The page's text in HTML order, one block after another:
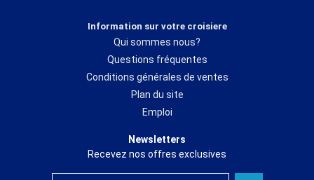
Information sur votre croisiere
Qui sommes nous?
Questions fréquentes
Conditions générales de ventes
Plan du site
Emploi
Newsletters
Recevez nos offres exclusives